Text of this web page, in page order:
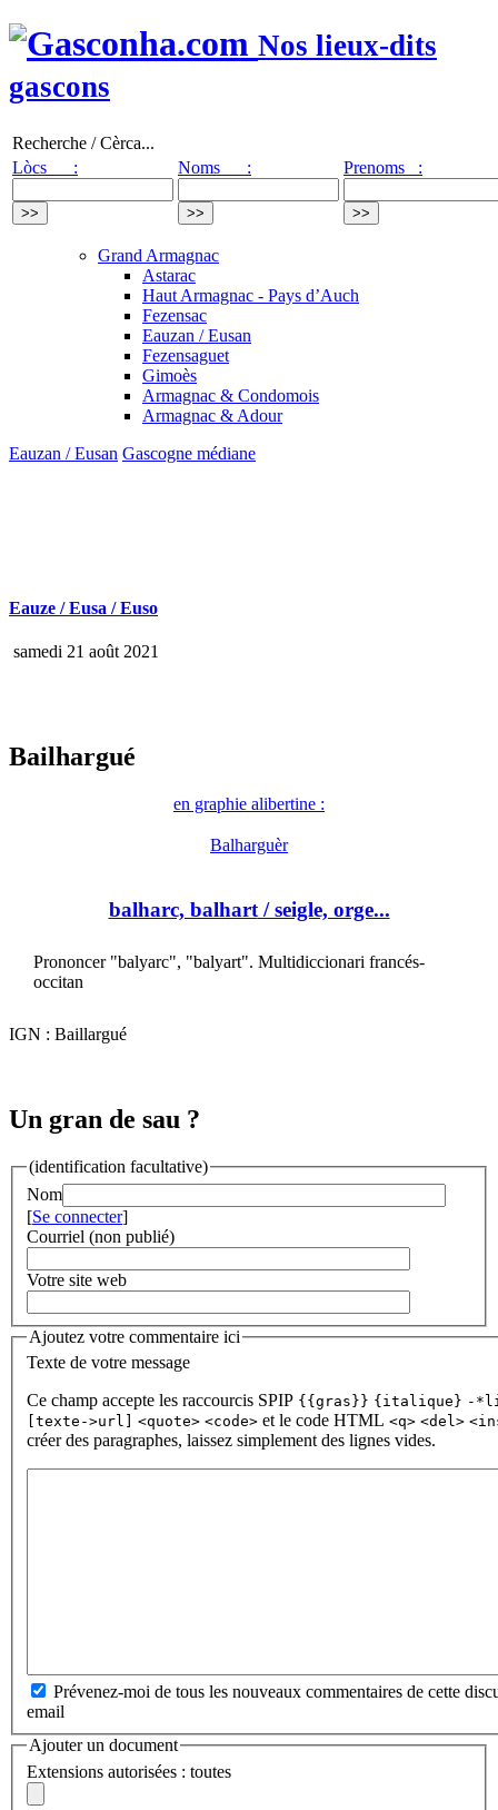
Nos lieux-dits
gascons
Recherche / Cèrca...
Lòcs :
Noms : Prenoms :
Grand Armagnac
Astarac
Haut Armagnac - Pays d’Auch
Fezensac
Eauzan / Eusan
Fezensaguet
Gimoès
Armagnac & Condomois
Armagnac & Adour
Eauzan / Eusan Gascogne médiane
Eauze / Eusa / Euso
samedi 21 août 2021
Bailhargué
en graphie alibertine :
Balharguèr
balharc, balhart/ seigle, orge...
Prononcer "balyarc", "balyart". Multidiccionari francés-
occitan
IGN : Baillargué
Un gran de sau ?
(identification facultative)
Nom
[Se connecter]
Courriel (non publié)
Votre site web
Ajoutez votre commentaire ici
Texte de votre message
Ce champ accepte les raccourcis SPIP {{gras}} {italique} -
[texte->url]
<quote> <code> et le code HTML <q> <del>
créer des paragraphes, laissez simplement des lignes vides.
Prévenez-moi de tous les nouveaux commentaires de cette
email
Ajouter un document
Extensions autorisées : toutes